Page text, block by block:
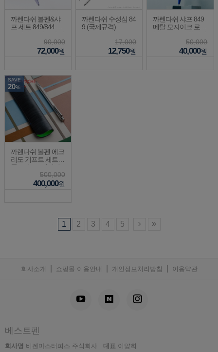
까렌다쉬 볼펜&샤
프 세트 849/844 트
90,000
72,000원
까렌다쉬 수성심 84
9 (국제규격)
17,000
12,750원
까렌다쉬 샤프 849
메탈 모자이크 로열
50,000
40,000원
SAVE
20%
까렌다쉬 볼펜 에크
리도 기프트 세트
500,000
400,000원
1 2 3 4 5
회사소개 쇼핑몰 이용안내 개인정보처리방침 이용약관
베스트펜
회사명 비젠마스터피스 주식회사 대표 이양희